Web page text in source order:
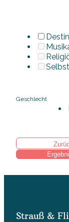
Geschlecht
Strauß &